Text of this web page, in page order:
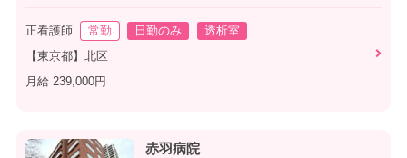
正看護師 常勤 日勤のみ
透析室
【東京都】北区
月給 239,000円
赤羽病院